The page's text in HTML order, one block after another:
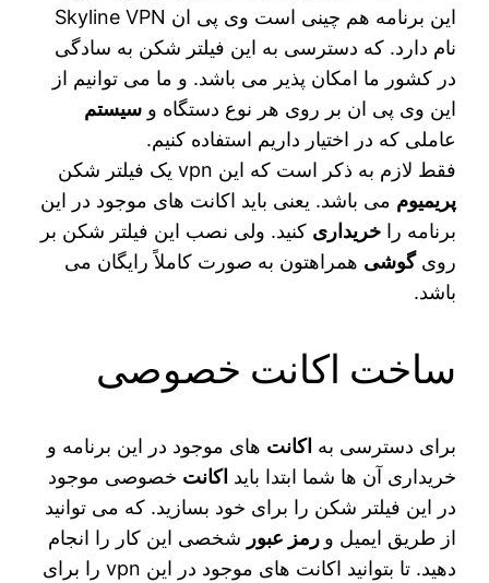
این برنامه هم چینی است وی پی ان Skyline VPN
نام دارد. که دسترسی به این فیلتر شکن به سادگی
در کشور ما امکان‌ پذیر می‌ باشد. و ما می‌ توانیم از
این وی پی ان بر روی هر نوع دستگاه وسیستم
عاملی که در اختیار داریم استفاده کنیم.
فقط لازم به ذکر است که این vpn یک فیلتر شکن
پریمیوم می‌ باشد. یعنی باید اکانت‌ های موجود در این
برنامه راخریداری کنید. ولی نصب این فیلتر شکن بر
رویگوشی همراهتون به صورت کاملاً رایگان می‌
باشد.
ساخت اکانت خصوصی
برای دسترسی به اکانت‌ های موجود در این برنامه و
خریداری آن ها شما ابتدا باید اکانت خصوصی موجود
در این فیلتر شکن را برای خود بسازید. که می‌ توانید
از طریق ایمیل و رمز عبور شخصی این کار را انجام
دهید. تا بتوانید اکانت‌ های موجود در این vpn را برای